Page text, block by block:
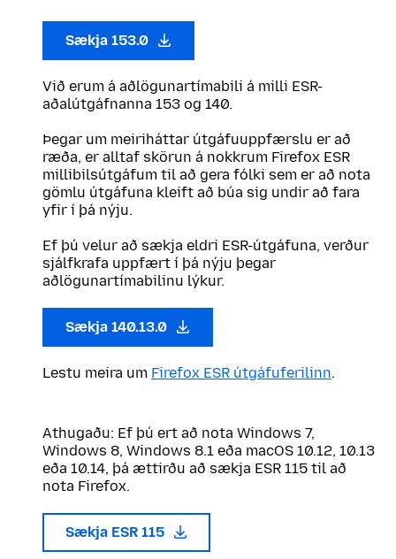
Sækja 153.0
Við erum á aðlögunartímabili á milli ESR-
aðalútgáfnanna 153 og 140.
Þegar um meiriháttar útgáfuuppfærslu er að
ræða, er alltaf skörun á nokkrum Firefox ESR
millibilsútgáfum til að gera fólki sem er að nota
gömlu útgáfuna kleift að búa sig undir að fara
yfir í þá nýju.
Ef þú velur að sækja eldri ESR-útgáfuna, verður
sjálfkrafa uppfært í þá nýju þegar
aðlögunartímabilinu lýkur.
Sækja 140.13.0
Lestu meira um Firefox ESR útgáfuferilinn.
Athugaðu: Ef þú ert að nota Windows 7,
Windows 8, Windows 8.1 eða macOS 10.12, 10.13
eða 10.14, þá ættirðu að sækja ESR 115 til að
nota Firefox.
Sækja ESR 115